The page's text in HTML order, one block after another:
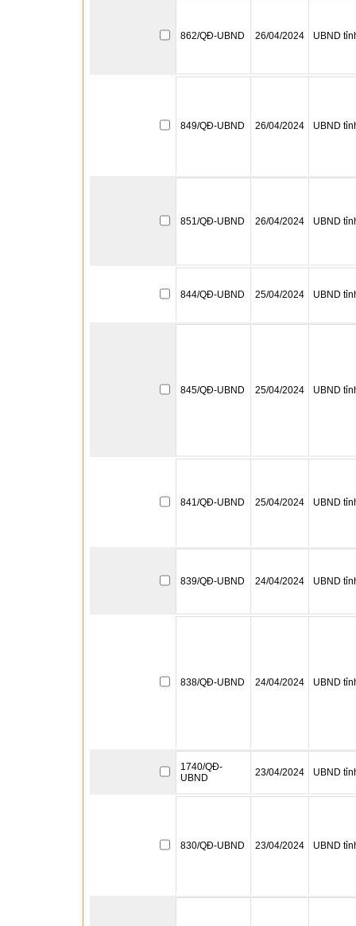
862/QĐ-UBND 26/04/2024 UBND
849/QĐ-UBND 26/04/2024 UBND
851/QĐ-UBND 26/04/2024 UBND
844/QĐ-UBND 25/04/2024 UBND
845/QĐ-UBND 25/04/2024 UBND
841/QĐ-UBND 25/04/2024 UBND
839/QĐ-UBND 24/04/2024 UBND
838/QĐ-UBND 24/04/2024 UBND
1740/QĐ-
UBND
23/04/2024 UBND
830/QĐ-UBND 23/04/2024 UBND